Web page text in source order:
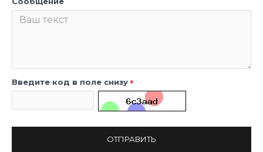
Введите код в поле снизу
ОТПРАВИТЬ